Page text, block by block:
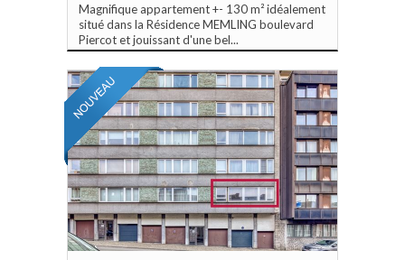
Magnifique appartement +- 130 m² idéalement
situé dans la Résidence MEMLING boulevard
Piercot et jouissant d'une bel...